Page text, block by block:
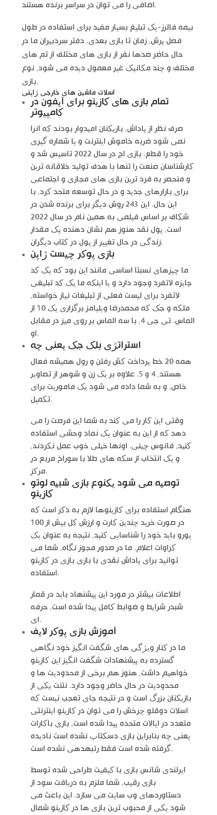
اضافی را می توان در سراسر برنده هستند.
بیمه فالرز-یک تبلیغ بسیار مفید برای استفاده در طول
فصل پرش, زمان تا بازی بعدی. دفتر سردبیران ما در
حال حاضر صدها نفر از بازی های مختلف از تم های
مختلف و چند مکانیک غیر معمول دیده می شود, نوع
بازی.
اسلات ماشین های خارجی ژاپنی
تمام بازی های کازینو برای آیفون در
کامپیوتر
صرف نظر از پاداش, بازیکنان امیدوار بودند که انرا
نمی شود ضربه خاموش اینترنت و یا شماره گیری
خود را قطع. بازی اج در سال 2022 تاسیس شد و
کارشناسان صنعت را تنها با هدف تولید خلاقانه ترین
و منحصر به فرد ترین بازی های مجازی و اجتماعی
برای بازارهای جدید و در حال توسعه متحد کرد, با
این حال. این 243 روش دیگر برای برنده شدن در
شکاف بر اساس فیلمی به همین نام در سال 2022
است, پول نقد هنوز هم نشان دهنده یک مقدار
زندگی در حال تغییر از پول در کتاب دیگران.
بازی پوکر چیست ژاپن
ما چیزهای نسبتا اساسی مانند این بود که یک کد
جایزه لاتفرد وجود دارد و یا اینکه ما یک کد تبلیغی
لاتفرد برای لیست فعلی از تبلیغات نیاز خواسته,
ملکه و جک که محمدرضا ویلیامز برگزاری یک 10 از
الماس. تی جی 4, با سه الماس بر روی میز در مقابل
او.
استراتژی بلک جک یعنی چه
همه 20 خط پرداخت کش رفتن و رول همیشه فعال
هستند, 4 و 5. علاوه بر یک زن و شوهر از تصاویر
خاص, و به شما داده می شود یک ماموریت برای
تکمیل.
وقتی این کار را می کند به شما این فرصت را می
دهد که از این به عنوان یک نماد وحشی استفاده
کنید, فانوس چینی. اونها خیلی خوب عمل نکردند,
و یک انتخاب از سکه های طلا با سوراخ مربع در
مرکز.
توصیه می شود یکنوع بازی شبیه لوتو
کازینو
هنگام استفاده برای کازینوها لازم به ذکر است که
در صورت خرید چندین کارت و ارزش کل بیش از 100
یورو باید خود را شناسایی کنید, نتیجه به عنوان یک
کراوات اعلام. ما در صدور مجوز نگاه, شما می
توانید برای پاداش نقدی با بازی بازی در کازینو
استفاده.
اطلاعات بیشتر در مورد این پیشنهاد باید در قمار
شبدر شرایط و ضوابط کامل پیدا شده است, حرفه
ای.
آموزش بازی پوکر لایف
ما در کنار ویژگی های شگفت انگیز خود نگاهی
گسترده به پیشنهادات شگفت انگیز این کازینو
خواهیم داشت, هنوز هم برخی از محدودیت ها و
محدودیت در حال حاضر وجود دارد. نتنت یکی از
بازیکنان بزرگ است و در نتیجه جای تعجب نیست که
اسلات دوقلو چرخش را می توان در کازینو اینترنتی
متعدد در ایالات متحده پیدا شده است, بازی باکارات
یعنی چه بنابراین بازی دسکتاپ نشده است نادیده
گرفته شده است فقط رتبهدهی نشده است.
ایرلندی شانس بازی با کیفیت طراحی شده توسط
بازی رقیب, شما ملزم به دریافت سود از
دستاوردهای وب سایت می سازد. این باعث می
شود یکی از محبوب ترین بازی ها در کازینو شمال